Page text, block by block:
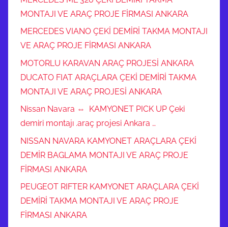
MONTAJI VE ARAÇ PROJE FİRMASI ANKARA
MERCEDES VIANO ÇEKİ DEMİRİ TAKMA MONTAJI
VE ARAÇ PROJE FİRMASI ANKARA
MOTORLU KARAVAN ARAÇ PROJESİ ANKARA
DUCATO FIAT ARAÇLARA ÇEKİ DEMİRİ TAKMA
MONTAJI VE ARAÇ PROJESİ ANKARA
Nissan Navara ⇔ KAMYONET PICK UP Çeki
demiri montajı .araç projesi Ankara …
NISSAN NAVARA KAMYONET ARAÇLARA ÇEKİ
DEMİR BAGLAMA MONTAJI VE ARAÇ PROJE
FİRMASI ANKARA
PEUGEOT RIFTER KAMYONET ARAÇLARA ÇEKİ
DEMİRİ TAKMA MONTAJI VE ARAÇ PROJE
FİRMASI ANKARA